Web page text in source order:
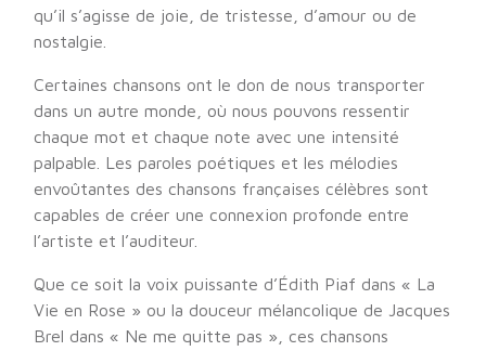
qu’il s’agisse de joie, de tristesse, d’amour ou de
nostalgie.
Certaines chansons ont le don de nous transporter
dans un autre monde, où nous pouvons ressentir
chaque mot et chaque note avec une intensité
palpable. Les paroles poétiques et les mélodies
envoûtantes des chansons françaises célèbres sont
capables de créer une connexion profonde entre
l’artiste et l’auditeur.
Que ce soit la voix puissante d’Édith Piaf dans « La
Vie en Rose » ou la douceur mélancolique de Jacques
Brel dans « Ne me quitte pas », ces chansons